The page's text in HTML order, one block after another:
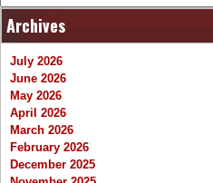
Archives
July 2026
June 2026
May 2026
April 2026
March 2026
February 2026
December 2025